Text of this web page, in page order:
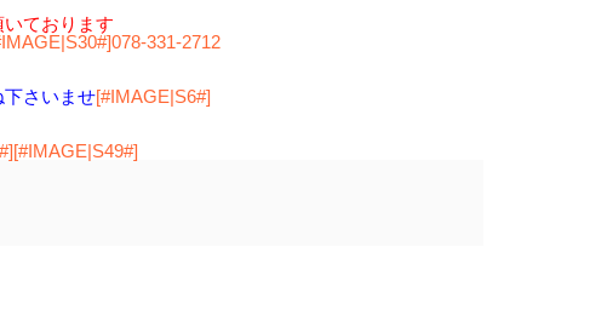
ております
331-2712
さいませ[#IMAGE|S6#]